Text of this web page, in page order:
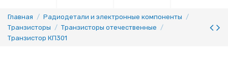
Главная
Радиодетали и электронные компоненты
Транзисторы
Транзисторы отечественные
Транзистор КП301